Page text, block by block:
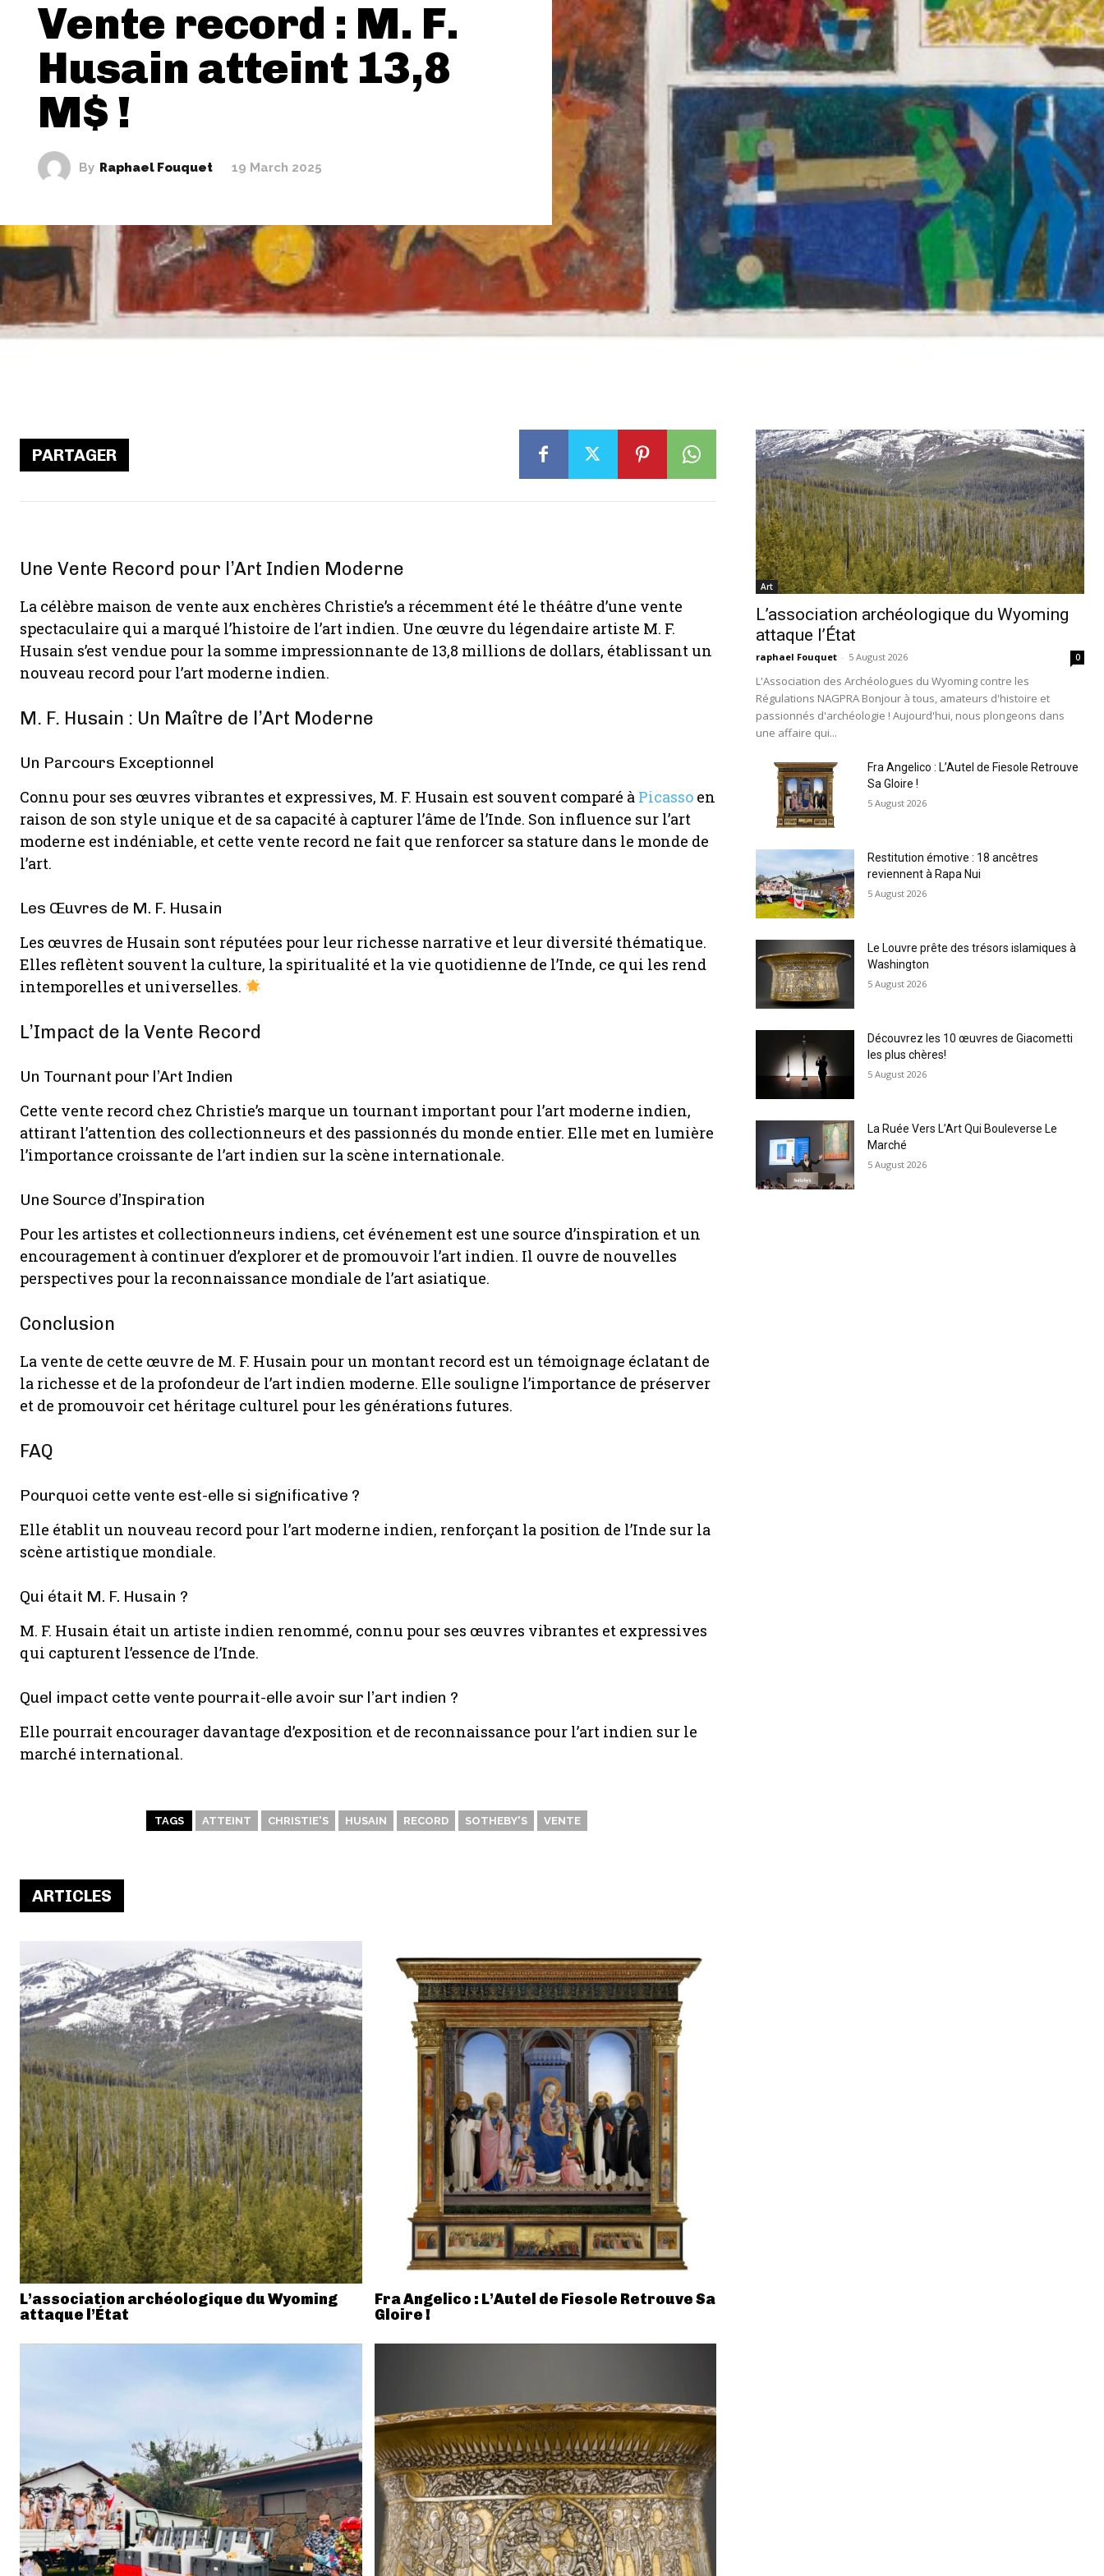
Vente record : M. F.
Husain atteint 13,8
M$ !
By Raphael Fouquet 19 March 2025
PARTAGER
Une Vente Record pour l’Art Indien Moderne
La célèbre maison de vente aux enchères Christie’s a récemment été le théâtre d’une vente
spectaculaire qui a marqué l’histoire de l’art indien. Une œuvre du légendaire artiste M. F.
Husain s’est vendue pour la somme impressionnante de 13,8 millions de dollars, établissant un
nouveau record pour l’art moderne indien.
M. F. Husain : Un Maître de l’Art Moderne
Un Parcours Exceptionnel
Connu pour ses œuvres vibrantes et expressives, M. F. Husain est souvent comparé à Picasso en
raison de son style unique et de sa capacité à capturer l’âme de l’Inde. Son influence sur l’art
moderne est indéniable, et cette vente record ne fait que renforcer sa stature dans le monde de
l’art.
Les Œuvres de M. F. Husain
Les œuvres de Husain sont réputées pour leur richesse narrative et leur diversité thématique.
Elles reflètent souvent la culture, la spiritualité et la vie quotidienne de l’Inde, ce qui les rend
intemporelles et universelles.
L’Impact de la Vente Record
Un Tournant pour l’Art Indien
Cette vente record chez Christie’s marque un tournant important pour l’art moderne indien,
attirant l’attention des collectionneurs et des passionnés du monde entier. Elle met en lumière
l’importance croissante de l’art indien sur la scène internationale.
Une Source d’Inspiration
Pour les artistes et collectionneurs indiens, cet événement est une source d’inspiration et un
encouragement à continuer d’explorer et de promouvoir l’art indien. Il ouvre de nouvelles
perspectives pour la reconnaissance mondiale de l’art asiatique.
Conclusion
La vente de cette œuvre de M. F. Husain pour un montant record est un témoignage éclatant de
la richesse et de la profondeur de l’art indien moderne. Elle souligne l’importance de préserver
et de promouvoir cet héritage culturel pour les générations futures.
FAQ
Pourquoi cette vente est-elle si significative ?
Elle établit un nouveau record pour l’art moderne indien, renforçant la position de l’Inde sur la
scène artistique mondiale.
Qui était M. F. Husain ?
M. F. Husain était un artiste indien renommé, connu pour ses œuvres vibrantes et expressives
qui capturent l’essence de l’Inde.
Quel impact cette vente pourrait-elle avoir sur l’art indien ?
Elle pourrait encourager davantage d’exposition et de reconnaissance pour l’art indien sur le
marché international.
TAGS ATTEINT CHRISTIE'S HUSAIN RECORD SOTHEBY'S VENTE
ARTICLES
L’association archéologique du Wyoming
attaque l’État
Fra Angelico : L’Autel de Fiesole Retrouve Sa
Gloire !
Art
L’association archéologique du Wyoming
attaque l’État
raphael Fouquet - 5 August 2026 0
L'Association des Archéologues du Wyoming contre les
Régulations NAGPRA Bonjour à tous, amateurs d'histoire et
passionnés d'archéologie ! Aujourd'hui, nous plongeons dans
une affaire qui...
Fra Angelico : L’Autel de Fiesole Retrouve
Sa Gloire !
5 August 2026
Restitution émotive : 18 ancêtres
reviennent à Rapa Nui
5 August 2026
Le Louvre prête des trésors islamiques à
Washington
5 August 2026
Découvrez les 10 œuvres de Giacometti
les plus chères!
5 August 2026
La Ruée Vers L’Art Qui Bouleverse Le
Marché
5 August 2026